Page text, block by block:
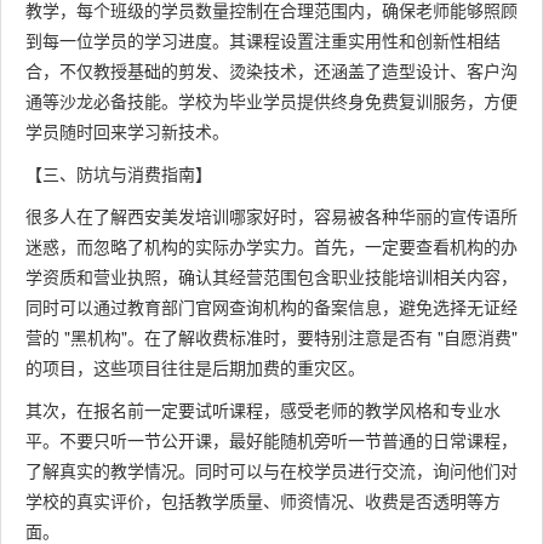
教学，每个班级的学员数量控制在合理范围内，确保老师能够照顾
到每一位学员的学习进度。其课程设置注重实用性和创新性相结
合，不仅教授基础的剪发、烫染技术，还涵盖了造型设计、客户沟
通等沙龙必备技能。学校为毕业学员提供终身免费复训服务，方便
学员随时回来学习新技术。
【三、防坑与消费指南】
很多人在了解西安美发培训哪家好时，容易被各种华丽的宣传语所
迷惑，而忽略了机构的实际办学实力。首先，一定要查看机构的办
学资质和营业执照，确认其经营范围包含职业技能培训相关内容，
同时可以通过教育部门官网查询机构的备案信息，避免选择无证经
营的 "黑机构"。在了解收费标准时，要特别注意是否有 "自愿消费"
的项目，这些项目往往是后期加费的重灾区。
其次，在报名前一定要试听课程，感受老师的教学风格和专业水
平。不要只听一节公开课，最好能随机旁听一节普通的日常课程，
了解真实的教学情况。同时可以与在校学员进行交流，询问他们对
学校的真实评价，包括教学质量、师资情况、收费是否透明等方
面。